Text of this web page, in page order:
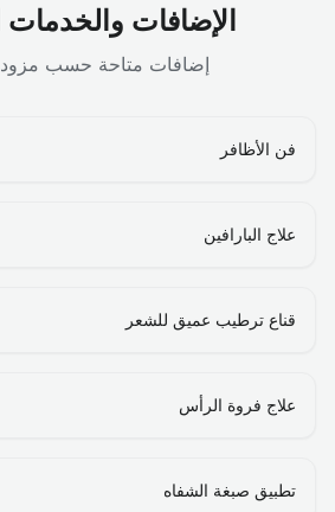
الإضافات والخدمات
إضافات متاحة حسب
فن الأظافر
علاج البارافين
قناع ترطيب عميق للشعر
علاج فروة الرأس
تطبيق صبغة الشفاه